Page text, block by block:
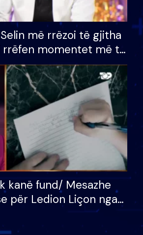
më rrëzoi të gjitha
rrëfen momentet më të
e BB VIP: Do më
e mëngjesit kur…
kanë fund/ Mesazhe
për Ledion Liçon nga
e tij, moderatori
lotët: Nuk meritoj…